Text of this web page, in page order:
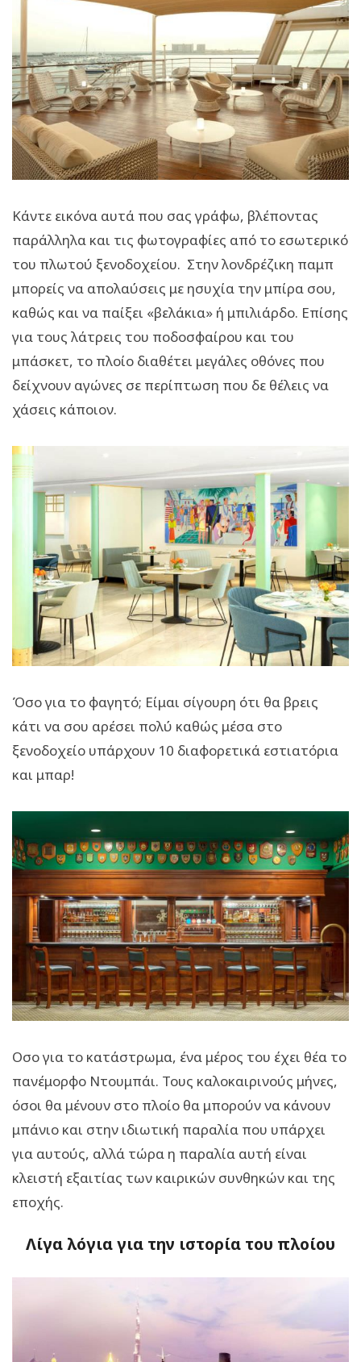
Κάντε εικόνα αυτά που σας γράφω, βλέποντας
παράλληλα και τις φωτογραφίες από το εσωτερικό
του πλωτού ξενοδοχείου. Στην λονδρέζικη παμπ
μπορείς να απολαύσεις με ησυχία την μπίρα σου,
καθώς και να παίξει «βελάκια» ή μπιλιάρδο. Επίσης
για τους λάτρεις του ποδοσφαίρου και του
μπάσκετ, το πλοίο διαθέτει μεγάλες οθόνες που
δείχνουν αγώνες σε περίπτωση που δε θέλεις να
χάσεις κάποιον.
Όσο για το φαγητό; Είμαι σίγουρη ότι θα βρεις
κάτι να σου αρέσει πολύ καθώς μέσα στο
ξενοδοχείο υπάρχουν 10 διαφορετικά εστιατόρια
και μπαρ!
Οσο για το κατάστρωμα, ένα μέρος του έχει θέα το
πανέμορφο Ντουμπάι. Τους καλοκαιρινούς μήνες,
όσοι θα μένουν στο πλοίο θα μπορούν να κάνουν
μπάνιο και στην ιδιωτική παραλία που υπάρχει
για αυτούς, αλλά τώρα η παραλία αυτή είναι
κλειστή εξαιτίας των καιρικών συνθηκών και της
εποχής.
Λίγα λόγια για την ιστορία του πλοίου